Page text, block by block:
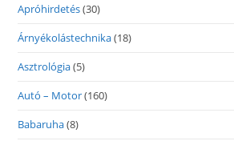
Apróhirdetés(30)
Árnyékolástechnika(18)
Asztrológia(5)
Autó – Motor(160)
Babaruha(8)